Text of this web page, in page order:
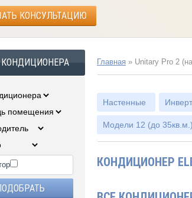
КОНСУЛЬТАЦИЮ
Главная » Unitary Pro 2
Настенные
Модели 12 (до 35кв.м.)
КОНДИЦИОНЕР